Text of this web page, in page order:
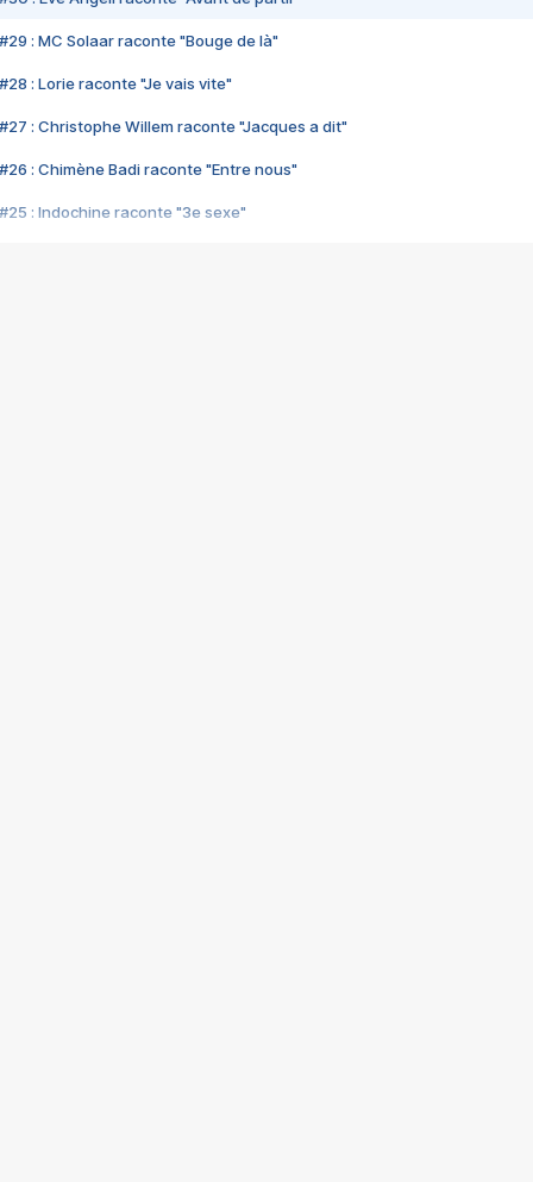
#29 : MC Solaar raconte "Bouge de là"
#28 : Lorie raconte "Je vais vite"
#27 : Christophe Willem raconte "Jacques a dit"
#26 : Chimène Badi raconte "Entre nous"
#25 : Indochine raconte "3e sexe"